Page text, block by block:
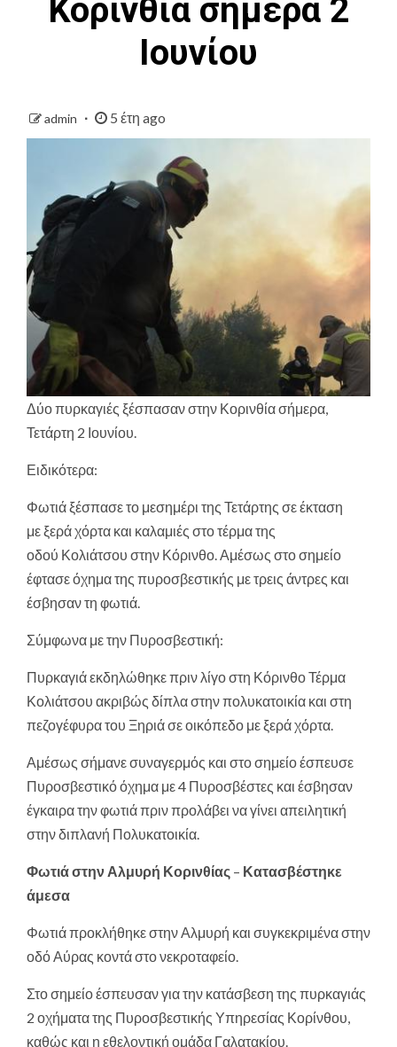
Κορινθία σήμερα 2
Ιουνίου
admin 5 έτη ago
Δύο πυρκαγιές ξέσπασαν στην Κορινθία σήμερα,
Τετάρτη 2 Ιουνίου.
Ειδικότερα:
Φωτιά ξέσπασε το μεσημέρι της Τετάρτης σε έκταση
με ξερά χόρτα και καλαμιές στο τέρμα της
οδού Κολιάτσου στην Κόρινθο. Αμέσως στο σημείο
έφτασε όχημα της πυροσβεστικής με τρεις άντρες και
έσβησαν τη φωτιά.
Σύμφωνα με την Πυροσβεστική:
Πυρκαγιά εκδηλώθηκε πριν λίγο στη Κόρινθο Τέρμα
Κολιάτσου ακριβώς δίπλα στην πολυκατοικία και στη
πεζογέφυρα του Ξηριά σε οικόπεδο με ξερά χόρτα.
Αμέσως σήμανε συναγερμός και στο σημείο έσπευσε
Πυροσβεστικό όχημα με 4 Πυροσβέστες και έσβησαν
έγκαιρα την φωτιά πριν προλάβει να γίνει απειλητική
στην διπλανή Πολυκατοικία.
Φωτιά στην Αλμυρή Κορινθίας – Κατασβέστηκε
άμεσα
Φωτιά προκλήθηκε στην Αλμυρή και συγκεκριμένα στην
οδό Αύρας κοντά στο νεκροταφείο.
Στο σημείο έσπευσαν για την κατάσβεση της πυρκαγιάς
2 οχήματα της Πυροσβεστικής Υπηρεσίας Κορίνθου,
καθώς και η εθελοντική ομάδα Γαλατακίου.